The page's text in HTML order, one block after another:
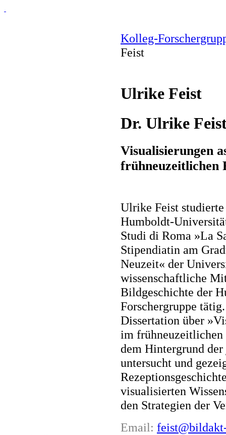
Kolleg-
Feist
Ulrike Feist
Dr. Ulrike
Visualisierungen
frühneuzeitlichen
Ulrike Feist
Humboldt-
Studi di Roma »La
Stipendiatin am
Neuzeit« der
wissenschaftliche
Bildgeschichte der
Forschergruppe
Dissertation über
im frühneuzeitlichen
dem Hintergrund
untersucht und
visualisierten
den Strategien der
Email: